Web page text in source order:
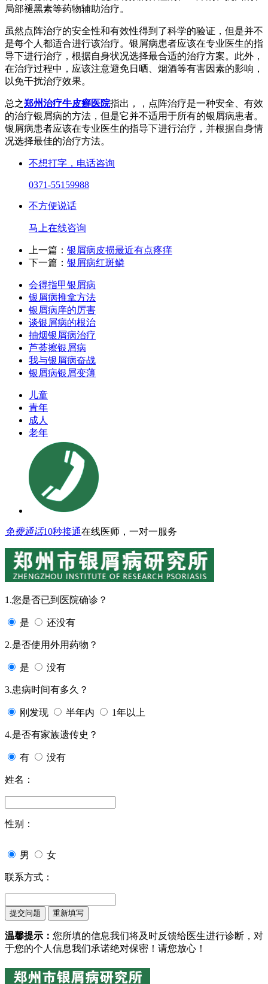
局部褪黑素等药物辅助治疗。
虽然点阵治疗的安全性和有效性得到了科学的验证，但是并不
是每个人都适合进行该治疗。银屑病患者应该在专业医生的指
导下进行治疗，根据自身状况选择最合适的治疗方案。此外，
在治疗过程中，应该注意避免日晒、烟酒等有害因素的影响，
以免干扰治疗效果。
总之郑州治疗牛皮癣医院指出，，点阵治疗是一种安全、有效
的治疗银屑病的方法，但是它并不适用于所有的银屑病患者。
银屑病患者应该在专业医生的指导下进行治疗，并根据自身情
况选择最佳的治疗方法。
不想打字，电话咨询
0371-55159988
不方便说话
马上在线咨询
上一篇： 银屑病皮损最近有点疼痒
下一篇： 银屑病红斑鳞
会得指甲银屑病
银屑病推拿方法
银屑病庠的厉害
谈银屑病的根治
抽烟银屑病治疗
芦荟擦银屑病
我与银屑病奋战
银屑病银屑变薄
儿童
青年
成人
老年
免费通话10秒接通在线医师，一对一服务
1.您是否已到医院确诊？
是 还没有
2.是否使用外用药物？
是 没有
3.患病时间有多久？
刚发现 半年内 1年以上
4.是否有家族遗传史？
有 没有
姓名：
性别：
男 女
联系方式：
温馨提示： 您所填的信息我们将及时反馈给医生进行诊断，对
于您的个人信息我们承诺绝对保密！请您放心！